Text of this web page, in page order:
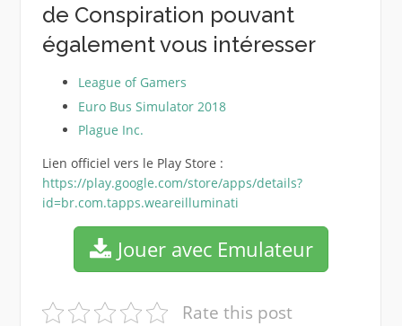
de Conspiration pouvant
également vous intéresser
League of Gamers
Euro Bus Simulator 2018
Plague Inc.
Lien officiel vers le Play Store :
https://play.google.com/store/apps/details?
id=br.com.tapps.weareilluminati
Jouer avec Emulateur
Rate this post